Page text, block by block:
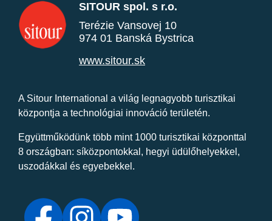
SITOUR spol. s r.o.
Terézie Vansovej 10
974 01 Banská Bystrica
www.sitour.sk
A Sitour International a világ legnagyobb turisztikai
központja a technológiai innováció területén.
Együttműködünk több mint 1000 turisztikai központtal
8 országban: síközpontokkal, hegyi üdülőhelyekkel,
uszodákkal és egyebekkel.